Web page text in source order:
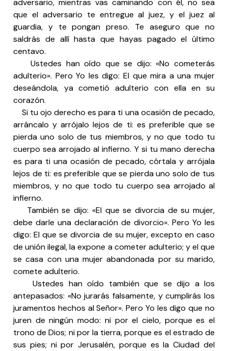
adversario, mientras vas caminando con él, no sea
que el adversario te entregue al juez, y el juez al
guardia, y te pongan preso. Te aseguro que no
saldrás de allí hasta que hayas pagado el último
centavo.
Ustedes han oído que se dijo: «No cometerás
adulterio». Pero Yo les digo: El que mira a una mujer
deseándola, ya cometió adulterio con ella en su
corazón.
Si tu ojo derecho es para ti una ocasión de pecado,
arráncalo y arrójalo lejos de ti: es preferible que se
pierda uno solo de tus miembros, y no que todo tu
cuerpo sea arrojado al infierno. Y si tu mano derecha
es para ti una ocasión de pecado, córtala y arrójala
lejos de ti: es preferible que se pierda uno solo de tus
miembros, y no que todo tu cuerpo sea arrojado al
infierno.
También se dijo: «El que se divorcia de su mujer,
debe darle una declaración de divorcio». Pero Yo les
digo: El que se divorcia de su mujer, excepto en caso
de unión ilegal, la expone a cometer adulterio; y el que
se casa con una mujer abandonada por su marido,
comete adulterio.
Ustedes han oído también que se dijo a los
antepasados: «No jurarás falsamente, y cumplirás los
juramentos hechos al Señor». Pero Yo les digo que no
juren de ningún modo: ni por el cielo, porque es el
trono de Dios; ni por la tierra, porque es el estrado de
sus pies; ni por Jerusalén, porque es la Ciudad del